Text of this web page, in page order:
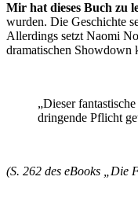
Mir hat dieses Buch zu
wurden. Die Geschichte
Allerdings setzt Naomi
dramatischen Showdown
„Dieser
dringende Pflicht
(S. 262 des eBooks „Die